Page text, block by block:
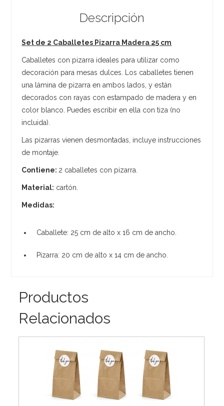
Descripción
Set de 2 Caballetes Pizarra Madera 25 cm
Caballetes con pizarra ideales para utilizar como
decoración para mesas dulces. Los caballetes tienen
una lámina de pizarra en ambos lados, y están
decorados con rayas con estampado de madera y en
color blanco. Puedes escribir en ella con tiza (no
incluida).
Las pizarras vienen desmontadas, incluye instrucciones
de montaje.
Contiene: 2 caballetes con pizarra.
Material: cartón.
Medidas:
Caballete: 25 cm de alto x 16 cm de ancho.
Pizarra: 20 cm de alto x 14 cm de ancho.
Productos
Relacionados